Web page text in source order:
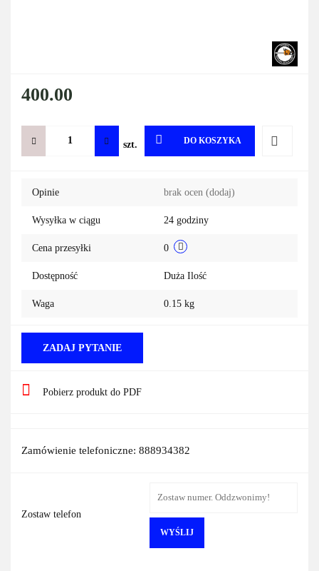
400.00
szt. DO KOSZYKA
Opinie brak ocen (dodaj)
Wysyłka w ciągu 24 godziny
Cena przesyłki 0
Dostępność Duża Ilość
Waga 0.15 kg
ZADAJ PYTANIE
Pobierz produkt do PDF
Zamówienie telefoniczne: 888934382
Zostaw telefon
WYŚLIJ